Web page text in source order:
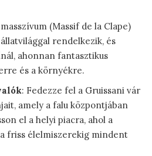
(Massif de la Clape)
rendelkezik, és
ahonnan fantasztikus
és a környékre.
: Fedezze fel a Gruissani vár
amely a falu központjában
el a helyi piacra, ahol a
friss élelmiszerekig mindent